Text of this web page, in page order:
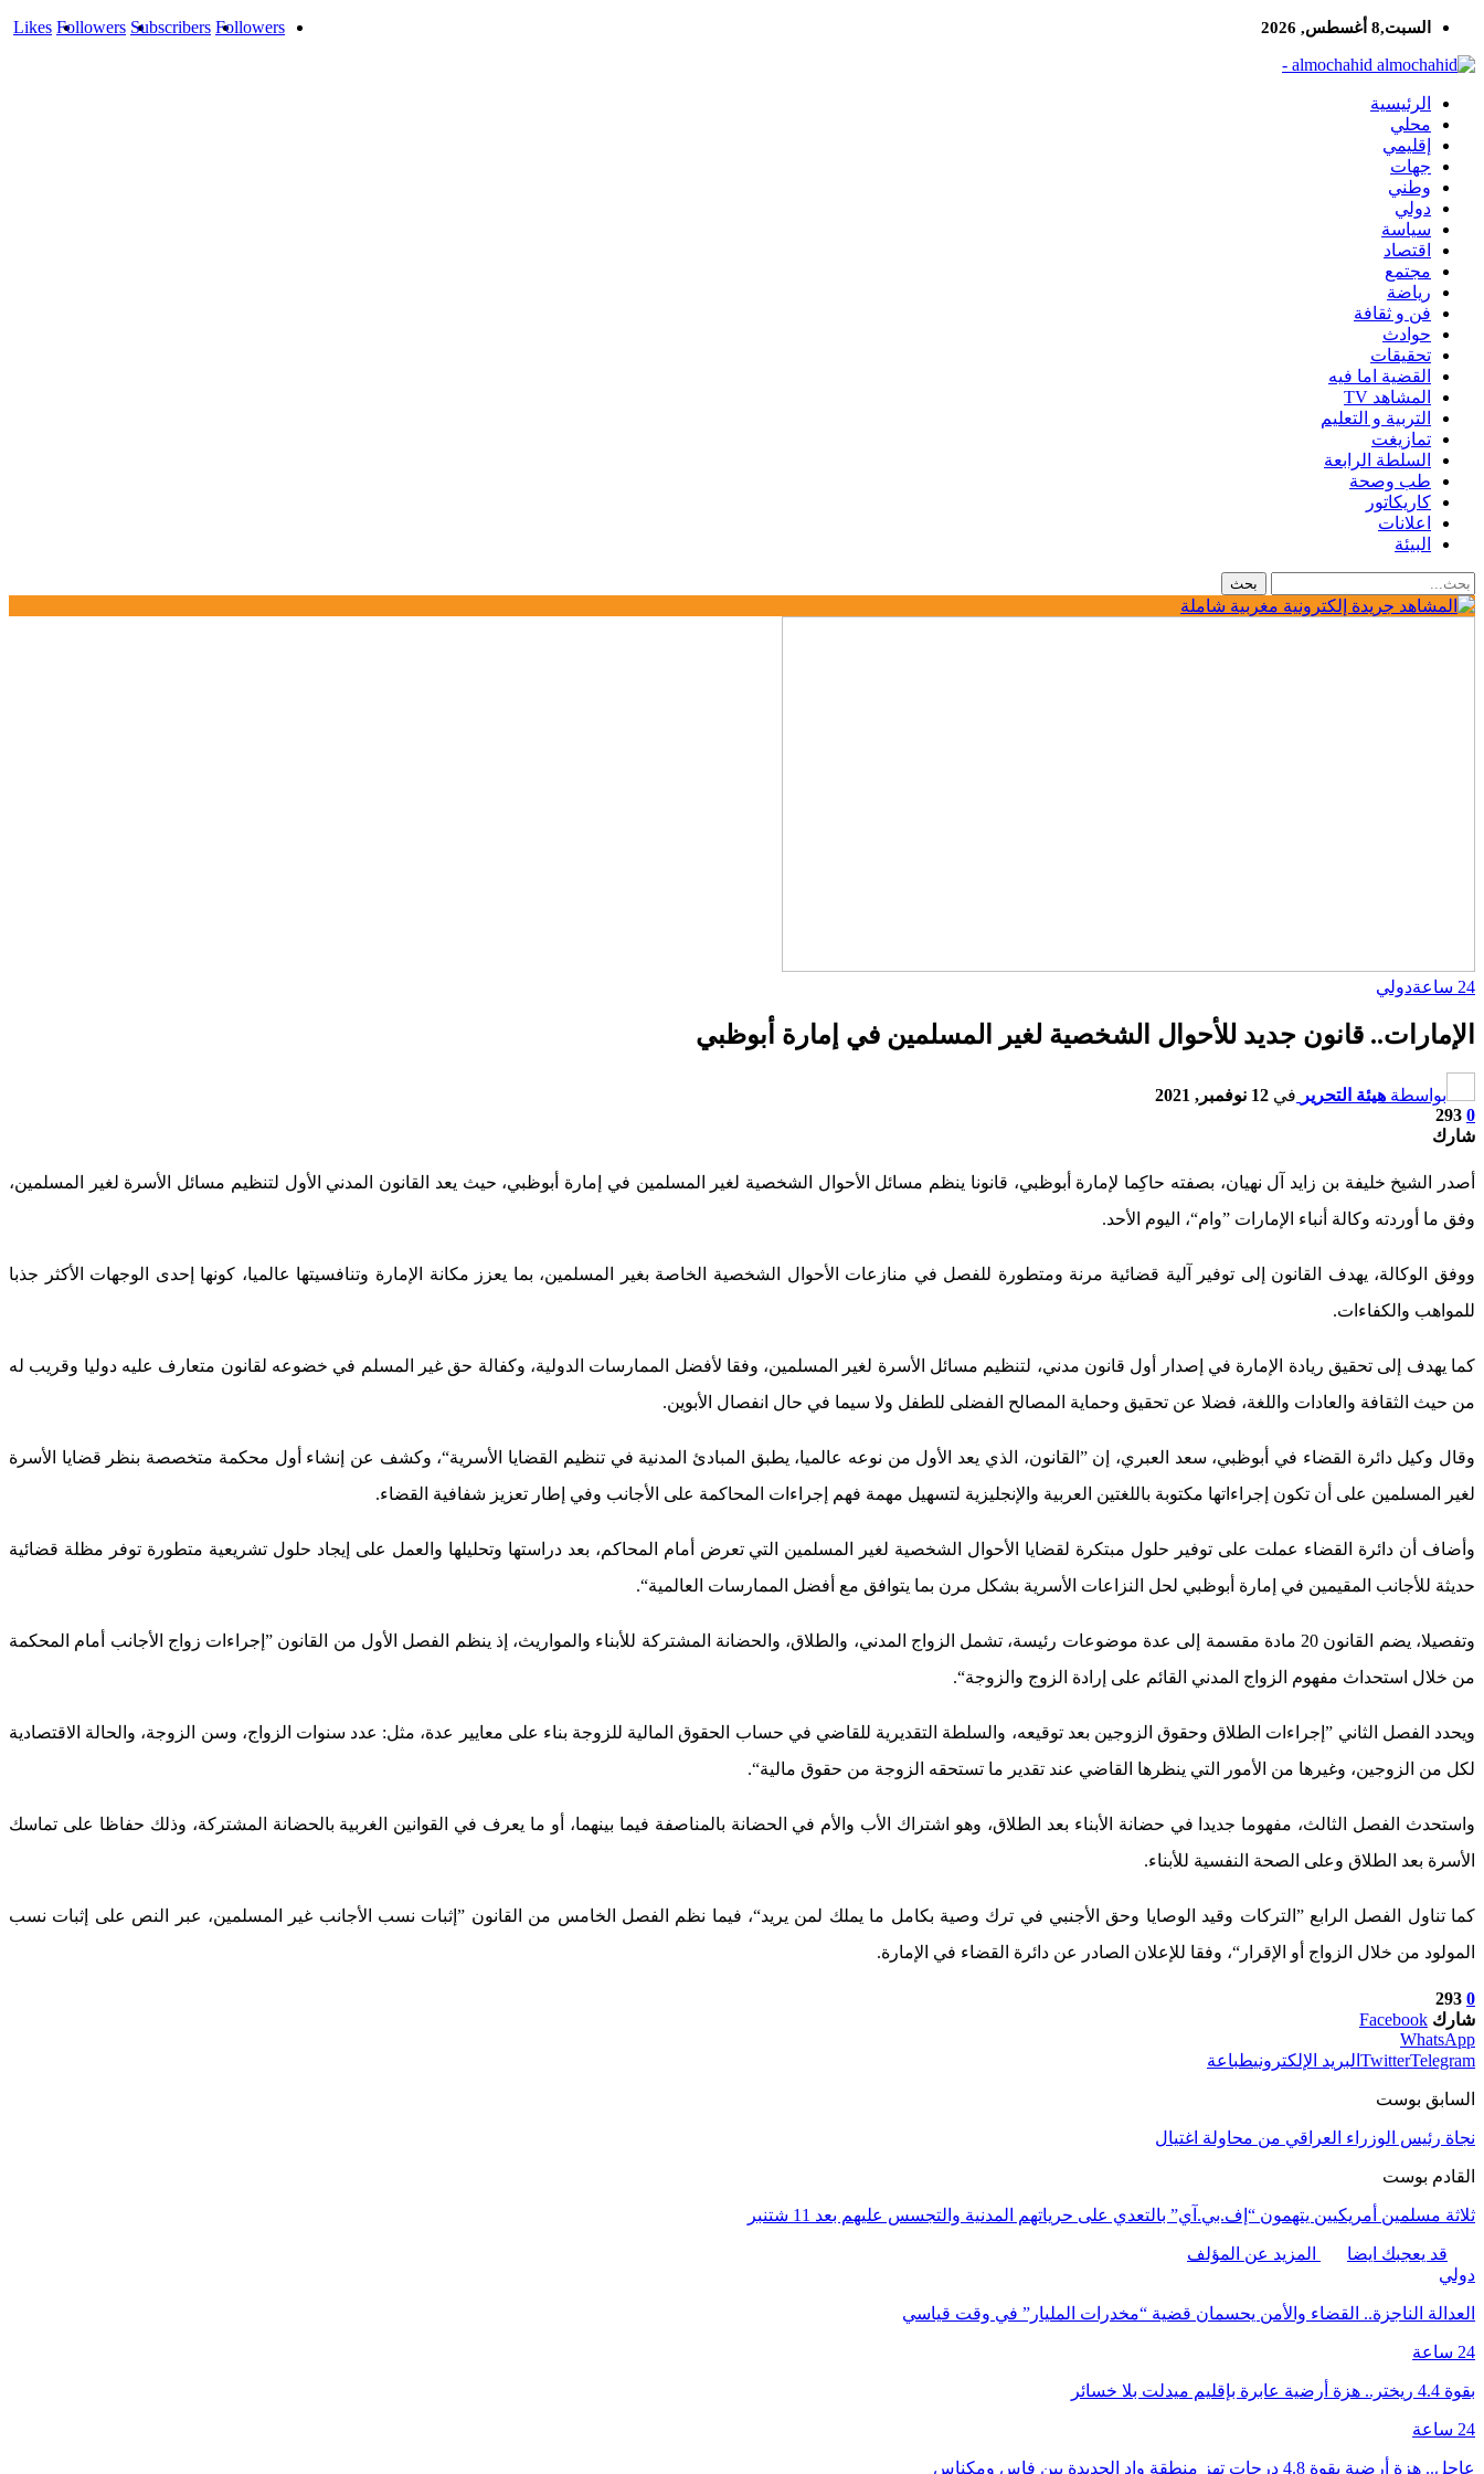
Likes Followers Subscribers Followers السبت,8 أغسطس, 2026
almochahid -
الرئيسية
محلي
إقليمي
جهات
وطني
دولي
سياسة
اقتصاد
مجتمع
رياضة
فن و ثقافة
حوادث
تحقيقات
القضية اما فيه
المشاهد TV
التربية و التعليم
تمازيغت
السلطة الرابعة
طب وصحة
كاريكاتور
اعلانات
البيئة
24 ساعة دولي
الإمارات.. قانون جديد للأحوال الشخصية لغير المسلمين في إمارة أبوظبي
بواسطة هيئة التحرير في 12 نوفمبر, 2021
0
293
شارك
أصدر الشيخ خليفة بن زايد آل نهيان، بصفته حاكِما لإمارة أبوظبي، قانونا ينظم مسائل الأحوال الشخصية لغير المسلمين في إمارة أبوظبي، حيث يعد القانون المدني الأول لتنظيم مسائل الأسرة لغير المسلمين،
وفق ما أوردته وكالة أنباء الإمارات ”وام“، اليوم الأحد.
ووفق الوكالة، يهدف القانون إلى توفير آلية قضائية مرنة ومتطورة للفصل في منازعات الأحوال الشخصية الخاصة بغير المسلمين، بما يعزز مكانة الإمارة وتنافسيتها عالميا، كونها إحدى الوجهات الأكثر جذبا
للمواهب والكفاءات.
كما يهدف إلى تحقيق ريادة الإمارة في إصدار أول قانون مدني، لتنظيم مسائل الأسرة لغير المسلمين، وفقا لأفضل الممارسات الدولية، وكفالة حق غير المسلم في خضوعه لقانون متعارف عليه دوليا وقريب له
من حيث الثقافة والعادات واللغة، فضلا عن تحقيق وحماية المصالح الفضلى للطفل ولا سيما في حال انفصال الأبوين.
وقال وكيل دائرة القضاء في أبوظبي، سعد العبري، إن ”القانون، الذي يعد الأول من نوعه عالميا، يطبق المبادئ المدنية في تنظيم القضايا الأسرية“، وكشف عن إنشاء أول محكمة متخصصة بنظر قضايا الأسرة
لغير المسلمين على أن تكون إجراءاتها مكتوبة باللغتين العربية والإنجليزية لتسهيل مهمة فهم إجراءات المحاكمة على الأجانب وفي إطار تعزيز شفافية القضاء.
​وأضاف أن دائرة القضاء عملت على توفير حلول مبتكرة لقضايا الأحوال الشخصية لغير المسلمين التي تعرض أمام المحاكم، بعد دراستها وتحليلها والعمل على إيجاد حلول تشريعية متطورة توفر مظلة قضائية
حديثة للأجانب المقيمين في إمارة أبوظبي لحل النزاعات الأسرية بشكل مرن بما يتوافق مع أفضل الممارسات العالمية“.
​وتفصيلا، يضم القانون 20 مادة مقسمة إلى عدة موضوعات رئيسة، تشمل الزواج المدني، والطلاق، والحضانة المشتركة للأبناء والمواريث، إذ ينظم الفصل الأول من القانون ”إجراءات زواج الأجانب أمام المحكمة
من خلال استحداث مفهوم الزواج المدني القائم على إرادة الزوج والزوجة“.
​ويحدد الفصل الثاني ”إجراءات الطلاق وحقوق الزوجين بعد توقيعه، والسلطة التقديرية للقاضي في حساب الحقوق المالية للزوجة بناء على معايير عدة، مثل: عدد سنوات الزواج، وسن الزوجة، والحالة الاقتصادية
لكل من الزوجين، وغيرها من الأمور التي ينظرها القاضي عند تقدير ما تستحقه الزوجة من حقوق مالية“.
​واستحدث الفصل الثالث، مفهوما جديدا في حضانة الأبناء بعد الطلاق، وهو اشتراك الأب والأم في الحضانة بالمناصفة فيما بينهما، أو ما يعرف في القوانين الغربية بالحضانة المشتركة، وذلك حفاظا على تماسك
الأسرة بعد الطلاق وعلى الصحة النفسية للأبناء.
​كما تناول الفصل الرابع ”التركات وقيد الوصايا وحق الأجنبي في ترك وصية بكامل ما يملك لمن يريد“، فيما نظم الفصل الخامس من القانون ”إثبات نسب الأجانب غير المسلمين، عبر النص على إثبات نسب
المولود من خلال الزواج أو الإقرار“، وفقا للإعلان الصادر عن دائرة القضاء في الإمارة.
0
293
شارك Facebook
WhatsApp
TwitterTelegram البريد الإلكترونيطباعة
السابق بوست
نجاة رئيس الوزراء العراقي من محاولة اغتيال
القادم بوست
ثلاثة مسلمين أمريكيين يتهمون “إف.بي.آي” بالتعدي على حرياتهم المدنية والتجسس عليهم بعد 11 شتنبر
قد يعجبك ايضا
المزيد عن المؤلف
دولي
العدالة الناجزة.. القضاء والأمن يحسمان قضية “مخدرات المليار” في وقت قياسي
24 ساعة
بقوة 4.4 ريختر.. هزة أرضية عابرة بإقليم ميدلت بلا خسائر
24 ساعة
عاجل.. هزة أرضية بقوة 4.8 درجات تهز منطقة واد الجديدة بين فاس ومكناس